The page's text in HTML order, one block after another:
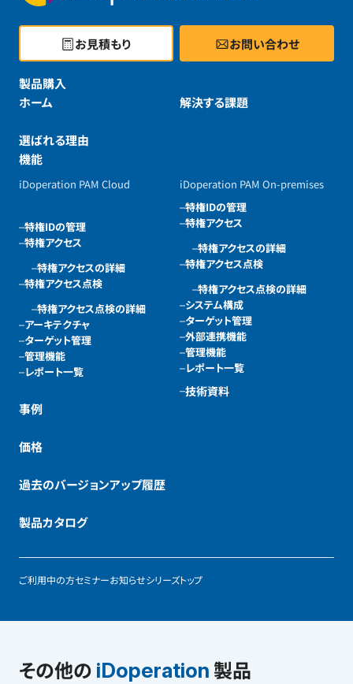
お見積もり お問い合わせ
製品購入
ホーム
解決する課題
選ばれる理由
機能
iDoperation PAM Cloud
特権IDの管理
特権アクセス
特権アクセスの詳細
特権アクセス点検
特権アクセス点検の詳細
アーキテクチャ
ターゲット管理
管理機能
レポート一覧
iDoperation PAM On-premises
特権IDの管理
特権アクセス
特権アクセスの詳細
特権アクセス点検
特権アクセス点検の詳細
システム構成
ターゲット管理
外部連携機能
管理機能
レポート一覧
技術資料
事例
価格
過去のバージョンアップ履歴
製品カタログ
ご利用中の方セミナーお知らせシリーズトップ
その他の iDoperation 製品